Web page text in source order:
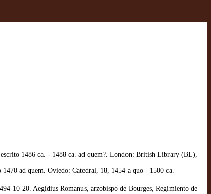
1486 ca. - 1488 ca. ad quem?. London: British Library (BL),
ad quem. Oviedo: Catedral, 18, 1454 a quo - 1500 ca.
10-20. Aegidius Romanus, arzobispo de Bourges, Regimiento de